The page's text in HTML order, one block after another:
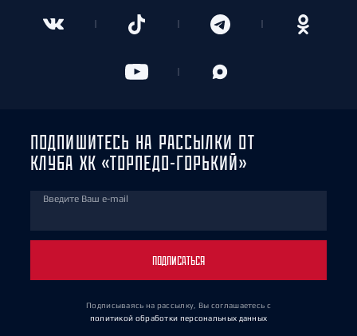
ПОДПИШИТЕСЬ НА РАССЫЛКИ ОТ
КЛУБА ХК «ТОРПЕДО-ГОРЬКИЙ»
Введите Ваш e-mail
ПОДПИСАТЬСЯ
Подписываясь на рассылку, Вы соглашаетесь с
политикой обработки персональных данных